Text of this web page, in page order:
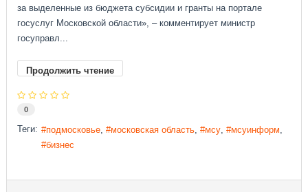
за выделенные из бюджета субсидии и гранты на портале
госуслуг Московской области», – комментирует министр
госуправл...
Продолжить чтение
0
Теги: подмосковье московская область мсу
мсуинформ
бизнес